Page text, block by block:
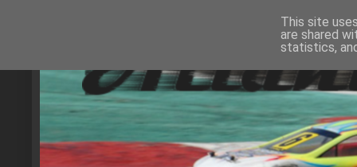
This site
are shared
statistics,